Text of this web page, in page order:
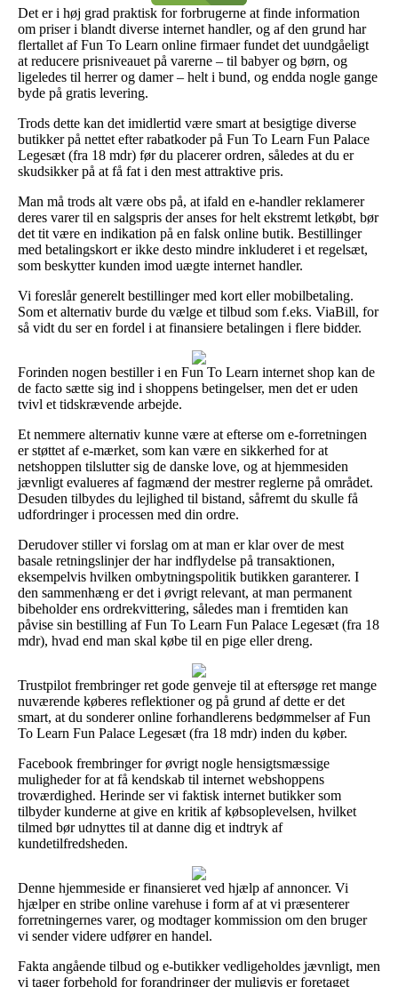
Det er i høj grad praktisk for forbrugerne at finde information
om priser i blandt diverse internet handler, og af den grund har
flertallet af Fun To Learn online firmaer fundet det uundgåeligt
at reducere prisniveauet på varerne – til babyer og børn, og
ligeledes til herrer og damer – helt i bund, og endda nogle gange
byde på gratis levering.
Trods dette kan det imidlertid være smart at besigtige diverse
butikker på nettet efter rabatkoder på Fun To Learn Fun Palace
Legesæt (fra 18 mdr) før du placerer ordren, således at du er
skudsikker på at få fat i den mest attraktive pris.
Man må trods alt være obs på, at ifald en e-handler reklamerer
deres varer til en salgspris der anses for helt ekstremt letkøbt, bør
det tit være en indikation på en falsk online butik. Bestillinger
med betalingskort er ikke desto mindre inkluderet i et regelsæt,
som beskytter kunden imod uægte internet handler.
Vi foreslår generelt bestillinger med kort eller mobilbetaling.
Som et alternativ burde du vælge et tilbud som f.eks. ViaBill, for
så vidt du ser en fordel i at finansiere betalingen i flere bidder.
Forinden nogen bestiller i en Fun To Learn internet shop kan de
de facto sætte sig ind i shoppens betingelser, men det er uden
tvivl et tidskrævende arbejde.
Et nemmere alternativ kunne være at efterse om e-forretningen
er støttet af e-mærket, som kan være en sikkerhed for at
netshoppen tilslutter sig de danske love, og at hjemmesiden
jævnligt evalueres af fagmænd der mestrer reglerne på området.
Desuden tilbydes du lejlighed til bistand, såfremt du skulle få
udfordringer i processen med din ordre.
Derudover stiller vi forslag om at man er klar over de mest
basale retningslinjer der har indflydelse på transaktionen,
eksempelvis hvilken ombytningspolitik butikken garanterer. I
den sammenhæng er det i øvrigt relevant, at man permanent
bibeholder ens ordrekvittering, således man i fremtiden kan
påvise sin bestilling af Fun To Learn Fun Palace Legesæt (fra 18
mdr), hvad end man skal købe til en pige eller dreng.
Trustpilot frembringer ret gode genveje til at eftersøge ret mange
nuværende køberes reflektioner og på grund af dette er det
smart, at du sonderer online forhandlerens bedømmelser af Fun
To Learn Fun Palace Legesæt (fra 18 mdr) inden du køber.
Facebook frembringer for øvrigt nogle hensigtsmæssige
muligheder for at få kendskab til internet webshoppens
troværdighed. Herinde ser vi faktisk internet butikker som
tilbyder kunderne at give en kritik af købsoplevelsen, hvilket
tilmed bør udnyttes til at danne dig et indtryk af
kundetilfredsheden.
Denne hjemmeside er finansieret ved hjælp af annoncer. Vi
hjælper en stribe online varehuse i form af at vi præsenterer
forretningernes varer, og modtager kommission om den bruger
vi sender videre udfører en handel.
Fakta angående tilbud og e-butikker vedligeholdes jævnligt, men
vi tager forbehold for forandringer der muligvis er foretaget